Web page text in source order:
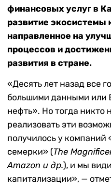
финансовых услуг в
развитие экосистемы
направленное на
процессов и
развития в стране.
«Десять лет назад все
большими данными или
нефть». Но тогда никто
реализовать эти
получилось у компаний
семерки» (The
Amazon и др.), и мы
капитализации», —